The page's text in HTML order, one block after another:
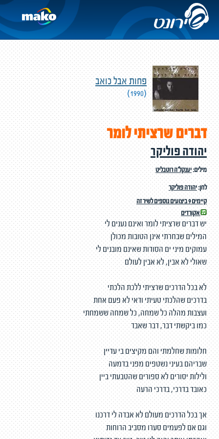
פחות אבל כואב
(1990)
דברים שרציתי לומר
יהודה פוליקר
מילים:יענקל'ה רוטבליט
לחן:יהודה פוליקר
קיימים 9 ביצועים נוספים לשיר זה
אקורדים
יש דברים שרציתי לומר ואינם נענים לי
המילים שבחרתי אינן הטובות מכולן
עמוקים מיני ים הסודות שאינם מובנים לי
שאולי לא אבין, לא אבין לעולם
לא בכל הדרכים שרציתי ללכת הלכתי
בדרכים שהלכתי טעיתי ודאי לא פעם אחת
ועצבות מהלה כל שמחה, כל שמחה ששמחתי
כמו ביקשתי דבר, דבר שאבד
חלומות שחלמתי והם מקיצים בי עדיין
שבריהם בעיני נשטפים מפני בדמעה
ולילות יסורים לא ספורים שהטבעתי ביין
כאובד בדרכי, בדרכי הרעה
אך בכל הדרכים מעולם לא אבדה לי דרכנו
וגם אם לפעמים סערו מסביב הרוחות